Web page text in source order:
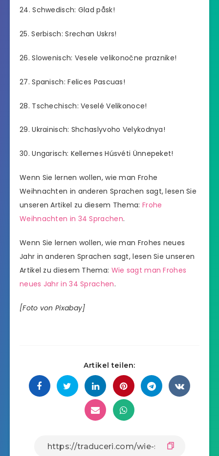
24. Schwedisch: Glad påsk!
25. Serbisch: Srechan Uskrs!
26. Slowenisch: Vesele velikonočne praznike!
27. Spanisch: Felices Pascuas!
28. Tschechisch: Veselé Velikonoce!
29. Ukrainisch: Shchaslyvoho Velykodnya!
30. Ungarisch: Kellemes Húsvéti Ünnepeket!
Wenn Sie lernen wollen, wie man Frohe
Weihnachten in anderen Sprachen sagt, lesen Sie
unseren Artikel zu diesem Thema: Frohe
Weihnachten in 34 Sprachen.
Wenn Sie lernen wollen, wie man Frohes neues
Jahr in anderen Sprachen sagt, lesen Sie unseren
Artikel zu diesem Thema: Wie sagt man Frohes
neues Jahr in 34 Sprachen.
[Foto von Pixabay]
Artikel teilen: